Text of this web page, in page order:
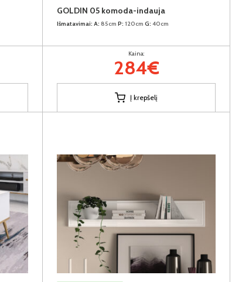
GOLDIN 05 komoda-indauja
Išmatavimai: A: 85cm P: 120cm G: 40cm
Kaina:
284€
Į krepšelį